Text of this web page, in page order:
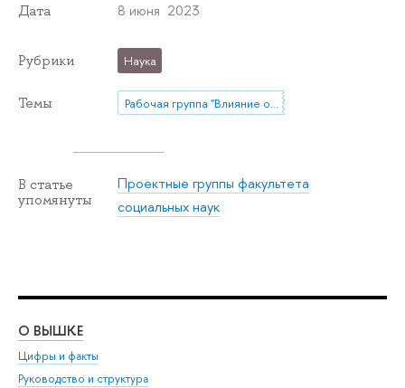
Дата 8 июня 2023
Рубрики Наука
Темы
В статье
упомянуты
Проектные группы факультета
социальных наук
О ВЫШКЕ
Цифры и факты
Руководство и структура